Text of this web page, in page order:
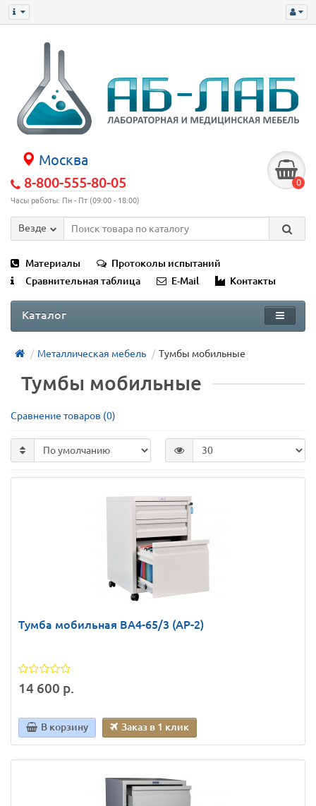
Москва
8-800-555-80-05
Часы работы: Пн - Пт (09:00 - 18:00)
0
Везде
Материалы
Протоколы испытаний
Сравнительная таблица
E-Mail Контакты
Каталог
Металлическая мебель Тумбы мобильные
Тумбы мобильные
Сравнение товаров (0)
Тумба мобильная BA4-65/3 (АР-2)
14 600 р.
В корзину Заказ в 1 клик